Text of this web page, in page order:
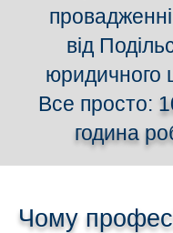
від
юридичного
Все просто:
година
Чому